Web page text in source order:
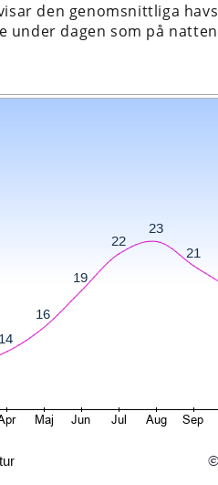
den genomsnittliga
under dagen som på